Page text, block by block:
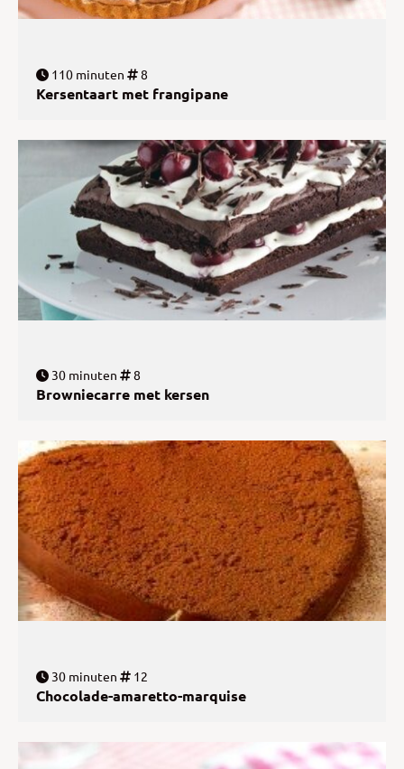
110 minuten 8
Kersentaart met frangipane
30 minuten 8
Browniecarre met kersen
30 minuten 12
Chocolade-amaretto-marquise